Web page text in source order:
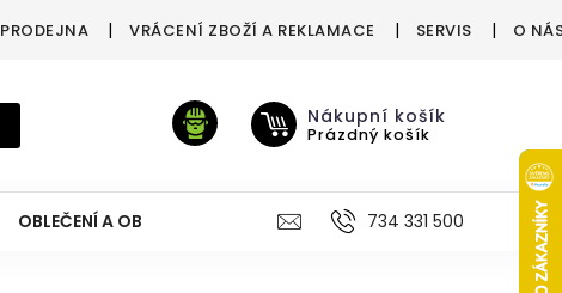
PRODEJNA VRÁCENÍ ZBOŽÍ A REKLAMACE SERVIS O
Nákupní košík
Prázdný košík
OBLEČENÍ A OBUV VÝŽIVA VÝPRODEJ %
734 331 500